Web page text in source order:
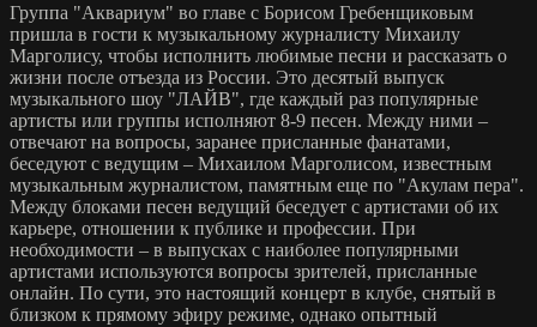
Группа "Аквариум" во главе с Борисом Гребенщиковым
пришла в гости к музыкальному журналисту Михаилу
Марголису, чтобы исполнить любимые песни и рассказать о
жизни после отъезда из России. Это десятый выпуск
музыкального шоу "ЛАЙВ", где каждый раз популярные
артисты или группы исполняют 8-9 песен. Между ними –
отвечают на вопросы, заранее присланные фанатами,
беседуют с ведущим – Михаилом Марголисом, известным
музыкальным журналистом, памятным еще по "Акулам пера".
Между блоками песен ведущий беседует с артистами об их
карьере, отношении к публике и профессии. При
необходимости – в выпусках с наиболее популярными
артистами используются вопросы зрителей, присланные
онлайн. По сути, это настоящий концерт в клубе, снятый в
близком к прямому эфиру режиме, однако опытный